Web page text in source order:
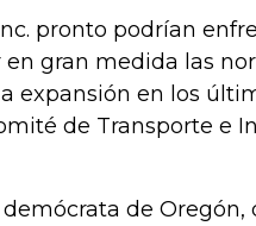
pronto podrían
gran medida las
expansión en los
de Transporte e
de Oregón,